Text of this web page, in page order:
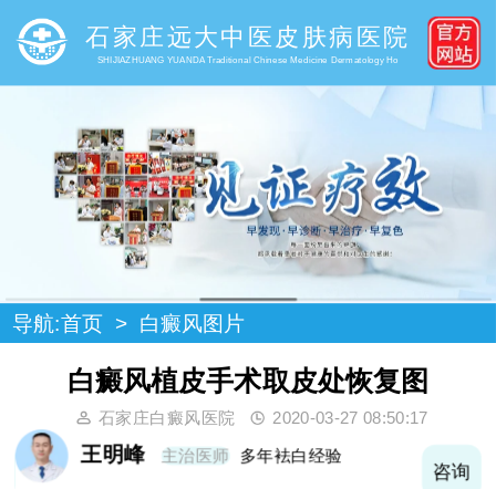
石家庄远大中医皮肤病医院
SHIJIAZHUANG YUANDA Traditional Chinese Medicine Dermatology Ho
导航:首页 > 白癜风图片
白癜风植皮手术取皮处恢复图
石家庄白癜风医院 2020-03-27 08:50:17
王明峰 主治医师 多年袪白经验
咨询